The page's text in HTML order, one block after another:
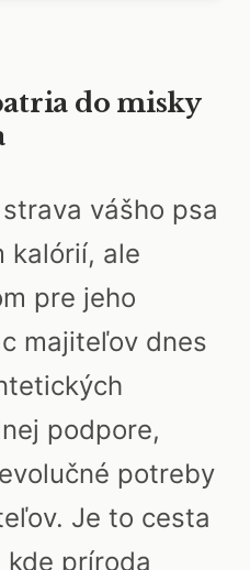
do misky
vášho psa
kalórií, ale
pre jeho
majiteľov dnes
podpore,
potreby
Je to cesta
kde príroda